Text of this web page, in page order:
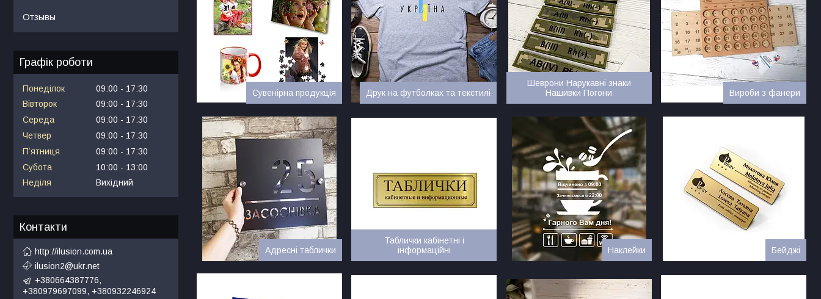
Сувенірна продукція Друк на футболках та текстилі
Шеврони Нарукавні знаки
Нашивки Погони
Вироби з фанери
Адресні таблички
Таблички кабінетні і
інформаційні
Наклейки Бейджі
Отзывы
Графік роботи
Понеділок 09:00
17:30
Вівторок
09:00
17:30
Середа
09:00
17:30
Четвер
09:00
17:30
Пʼятниця
09:00
17:30
Субота
10:00
13:00
Неділя
Вихідний
Контакти
http://ilusion.com.ua
ilusion2@ukr.net
+380664387776,
+380979697099, +380932246924